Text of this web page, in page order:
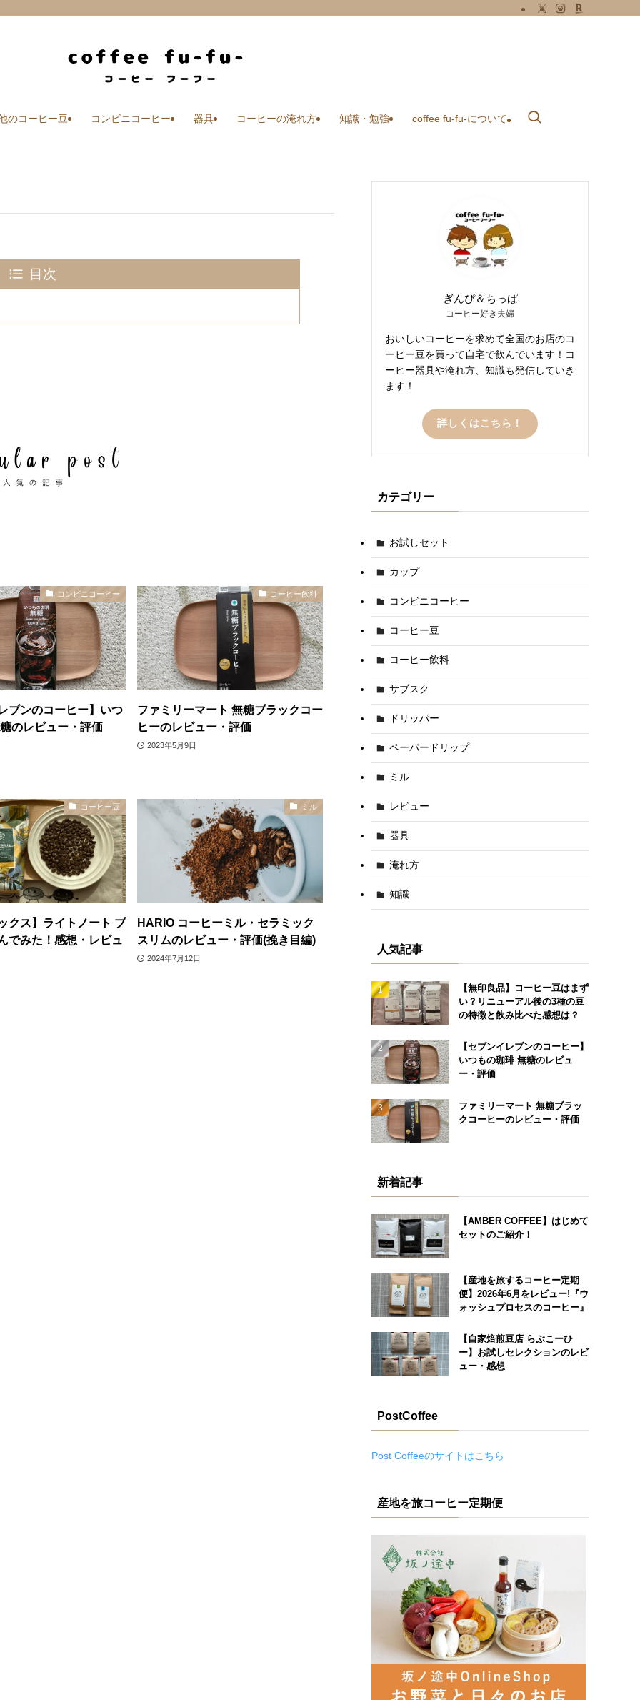
のコーヒー豆 コンビニコーヒー 器具 コーヒーの淹れ方 知識・勉強 coffee fu-fu-について
目次
コンビニコーヒー
ブンのコーヒー】いつ
のレビュー・評価
コーヒー飲料
ファミリーマート 無糖ブラックコー
ヒーのレビュー・評価
2023年5月9日
コーヒー豆
クス】ライトノート ブ
でみた！感想・レビュ
ミル
HARIO コーヒーミル・セラミック
スリムのレビュー・評価(挽き目編)
2024年7月12日
ぎんぴ＆ちっぱ
コーヒー好き夫婦
おいしいコーヒーを求めて全国のお店のコ
ーヒー豆を買って自宅で飲んでいます！コ
ーヒー器具や淹れ方、知識も発信していき
ます！
詳しくはこちら！
カテゴリー
お試しセット
カップ
コンビニコーヒー
コーヒー豆
コーヒー飲料
サブスク
ドリッパー
ペーパードリップ
ミル
レビュー
器具
淹れ方
知識
人気記事
【無印良品】コーヒー豆はまず
い？リニューアル後の3種の豆
の特徴と飲み比べた感想は？
【セブンイレブンのコーヒー】
いつもの珈琲 無糖のレビュ
ー・評価
ファミリーマート 無糖ブラッ
クコーヒーのレビュー・評価
新着記事
【AMBER COFFEE】はじめて
セットのご紹介！
【産地を旅するコーヒー定期
便】2026年6月をレビュー!『ウ
ォッシュプロセスのコーヒー』
【自家焙煎豆店 らぶこーひ
ー】お試しセレクションのレビ
ュー・感想
PostCoffee
Post Coffeeのサイトはこちら
産地を旅コーヒー定期便